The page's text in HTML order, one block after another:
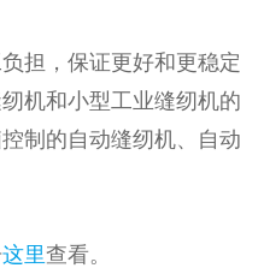
担，保证更好和更稳定
机和小型工业缝纫机的
制的自动缝纫机、自动
这里查看。